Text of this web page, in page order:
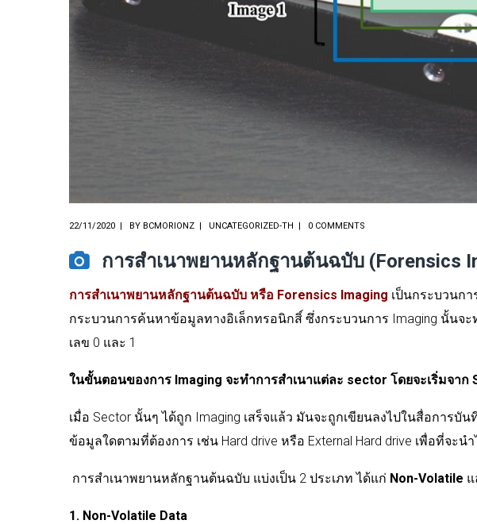
22/11/2020 BY BCMORIONZ UNCATEGORIZED-TH 0 COMMENTS
การสำเนาพยานหลักฐานต้นฉบับ (Forensics
การสำเนาพยานหลักฐานต้นฉบับ หรือ Forensics Imaging เป็นกระบวนก
กระบวนการค้นหาข้อมูลทางอิเล็กทรอนิกสิ์ ซึ่งกระบวนการ Imaging นั้นจะ
เลข 0 และ 1
ในขั้นตอนของการ Imaging จะทำการสำเนาแต่ละ sector โดยจะเริ่มจาก
เมื่อ Sector นั้นๆ ได้ถูก Imaging เสร็จแล้ว มันจะถูกเขียนลงไปในสื่อการบัน
ข้อมูลใดตามที่ต้องการ เช่น Hard drive หรือ External Hard drive เพื่อที่จะน
การสำเนาพยานหลักฐานต้นฉบับ แบ่งเป็น 2 ประเภท ได้แก่ Non-Volatile แ
1. Non-Volatile Data